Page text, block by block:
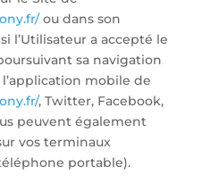
ou dans son
l’Utilisateur a accepté le
sa navigation
mobile de
, Twitter, Facebook,
peuvent également
vos terminaux
portable).